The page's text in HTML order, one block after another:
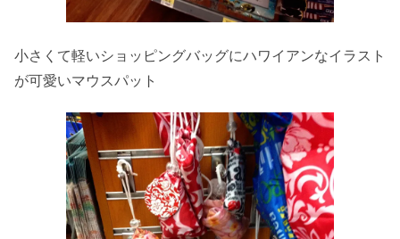
小さくて軽いショッピングバッグにハワイアンなイラスト
が可愛いマウスパット